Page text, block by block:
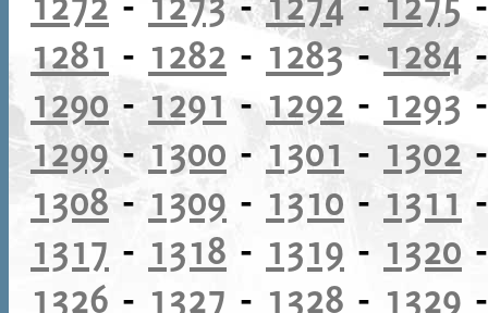
1281 - 1282 - 1283-1284
1290 -1291 - 1292 - 1293
1299- 1300 - 1301 - 1302
1308 - 1309 - 1310 - 1311
1317 - 1318 - 1319 - 1320
1326 - 1327 - 1328 - 1329